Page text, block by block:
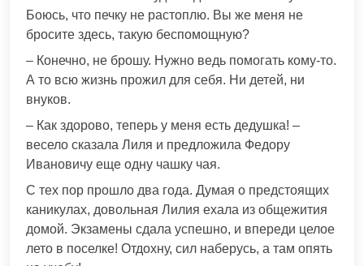
Боюсь, что печку не растоплю. Вы же меня не
бросите здесь, такую беспомощную?
– Конечно, не брошу. Нужно ведь помогать кому-то.
А то всю жизнь прожил для себя. Ни детей, ни
внуков.
– Как здорово, теперь у меня есть дедушка! –
весело сказала Лиля и предложила Федору
Ивановичу еще одну чашку чая.
С тех пор прошло два года. Думая о предстоящих
каникулах, довольная Лилия ехала из общежития
домой. Экзамены сдала успешно, и впереди целое
лето в поселке! Отдохну, сил наберусь, а там опять